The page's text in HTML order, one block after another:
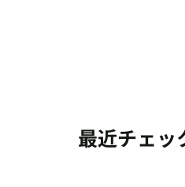
最近チェッ